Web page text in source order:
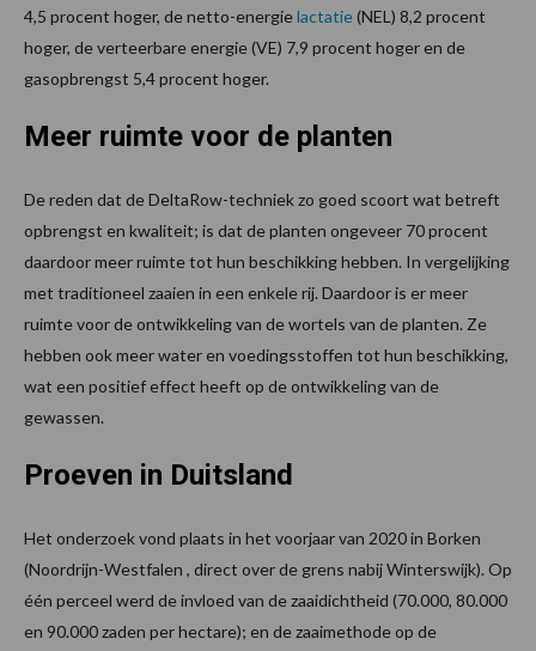
4,5 procent hoger, de netto-energielactatie(NEL) 8,2 procent
hoger, de verteerbare energie (VE) 7,9 procent hoger en de
gasopbrengst 5,4 procent hoger.
Meer ruimte voor de planten
De reden dat de DeltaRow-techniek zo goed scoort wat betreft
opbrengst en kwaliteit; is dat de planten ongeveer 70 procent
daardoor meer ruimte tot hun beschikking hebben. In vergelijking
met traditioneel zaaien in een enkele rij. Daardoor is er meer
ruimte voor de ontwikkeling van de wortels van de planten. Ze
hebben ook meer water en voedingsstoffen tot hun beschikking,
wat een positief effect heeft op de ontwikkeling van de
gewassen.
Proeven in Duitsland
Het onderzoek vond plaats in het voorjaar van 2020 in Borken
(Noordrijn-Westfalen , direct over de grens nabij Winterswijk). Op
één perceel werd de invloed van de zaaidichtheid (70.000, 80.000
en 90.000 zaden per hectare); en de zaaimethode op de